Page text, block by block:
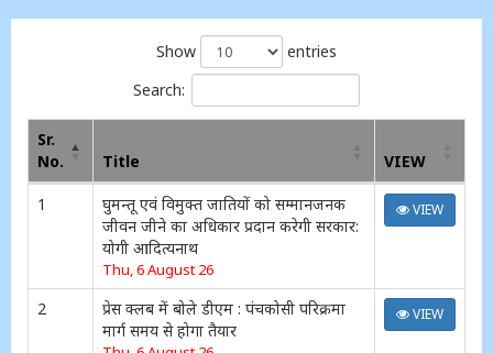
Show
entries
Search:
Sr.
No.
Title VIEW
1
घुमन्तू एवं विमुक्त जातियों को सम्मानजनक
जीवन जीने का अधिकार प्रदान करेगी सरकार:
योगी आदित्यनाथ
Thu, 6 August 26
VIEW
2
प्रेस क्लब में बोले डीएम : पंचकोसी परिक्रमा
मार्ग समय से होगा तैयार
VIEW